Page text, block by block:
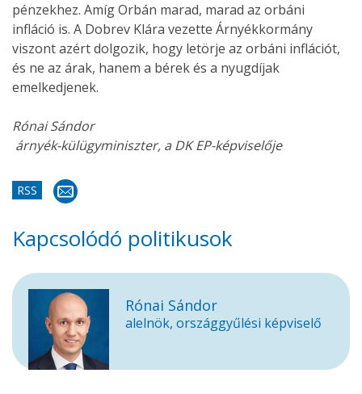
pénzekhez. Amíg Orbán marad, marad az orbáni
infláció is. A Dobrev Klára vezette Árnyékkormány
viszont azért dolgozik, hogy letörje az orbáni inflációt,
és ne az árak, hanem a bérek és a nyugdíjak
emelkedjenek.
Rónai Sándor
árnyék-külügyminiszter, a DK EP-képviselője
RSS
Kapcsolódó politikusok
Rónai Sándor
alelnök, országgyűlési képviselő